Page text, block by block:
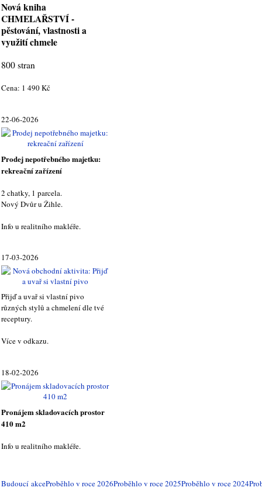
Nová kniha
CHMELAŘSTVÍ -
pěstování, vlastnosti a
využití chmele
800 stran
Cena: 1 490 Kč
22-06-2026
Prodej nepotřebného majetku:
rekreační zařízení
2 chatky, 1 parcela.
Nový Dvůr u Žihle.
Info u realitního makléře.
17-03-2026
Přijď a uvař si vlastní pivo
různých stylů a chmelení dle tvé
receptury.
Více v odkazu.
18-02-2026
Pronájem skladovacích prostor
410 m2
Info u realitního makléře.
Budoucí akceProběhlo v roce 2026Proběhlo v roce 2025Proběhlo v roce 2024